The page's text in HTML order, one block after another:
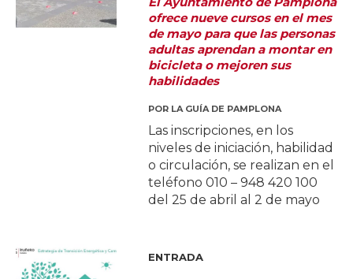
ofrece nueve cursos en el mes
de mayo para que las personas
adultas aprendan a montar en
bicicleta o mejoren sus
habilidades
POR LA GUÍA DE PAMPLONA
Las inscripciones, en los
niveles de iniciación, habilidad
o circulación, se realizan en el
teléfono 010 – 948 420 100
del 25 de abril al 2 de mayo
ENTRADA